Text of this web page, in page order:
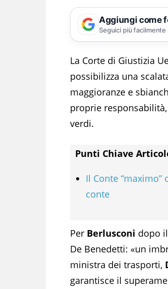
Aggiungi come
Seguici più
La Corte di Giustizia
possibilizza una
maggioranze e
proprie
verdi.
Punti Chiave
Il Conte “maximo”
conte
Per Berlusconi dopo
De Benedetti: «un
ministra dei trasporti,
garantisce il